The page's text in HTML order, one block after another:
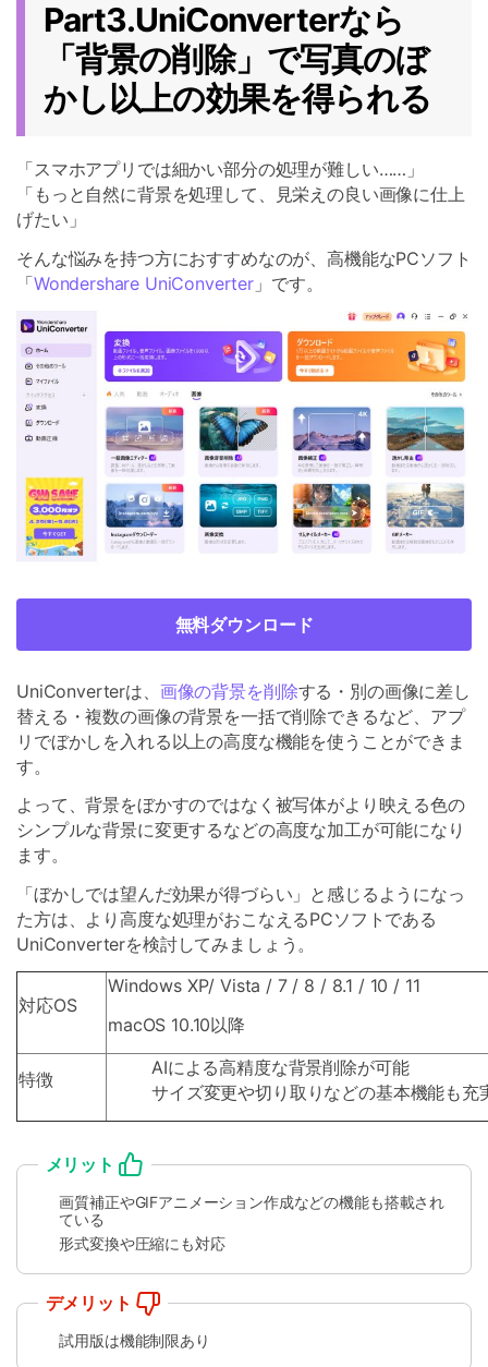
Part3.UniConverterなら
「背景の削除」で写真のぼ
かし以上の効果を得られる
「スマホアプリでは細かい部分の処理が難しい……」
「もっと自然に背景を処理して、見栄えの良い画像に仕上
げたい」
そんな悩みを持つ方におすすめなのが、高機能なPCソフト
「Wondershare UniConverter 」です。
無料ダウンロード
UniConverterは、 画像の背景を削除する・別の画像に差し
替える・複数の画像の背景を一括で削除できるなど、アプ
リでぼかしを入れる以上の高度な機能を使うことができま
す。
よって、背景をぼかすのではなく被写体がより映える色の
シンプルな背景に変更するなどの高度な加工が可能になり
ます。
「ぼかしでは望んだ効果が得づらい」と感じるようになっ
た方は、より高度な処理がおこなえるPCソフトである
UniConverterを検討してみましょう。
対応OS
Windows XP/ Vista / 7 / 8 / 8.1 / 10 / 11
macOS 10.10以降
特徴
AIによる高精度な背景削除が可能
サイズ変更や切り取りなどの基本機能も充
メリット
画質補正やGIFアニメーション作成などの機能も搭載され
ている
形式変換や圧縮にも対応
デメリット
試用版は機能制限あり